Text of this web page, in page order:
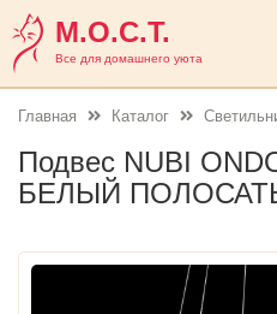
М.О.С.Т.
Все для домашнего уюта
Главная Каталог
Подвес NUBI
БЕЛЫЙ